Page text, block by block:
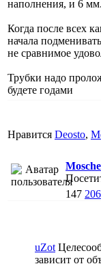
наполнения, и 6
Когда после всех
начала
не сравнимое
Трубки надо
будете годами
Нравится Deosto,
Mosche
147 206
uZot
зависит от